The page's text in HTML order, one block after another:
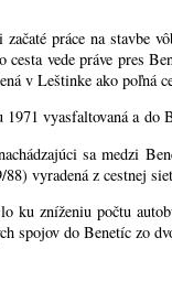
práce na stavbe
cesta vede práve pres
v Leštinke ako poľná
1971 vyasfaltovaná a do
sa medzi
vyradená z cestnej
ku zníženiu počtu
spojov do Benetíc zo